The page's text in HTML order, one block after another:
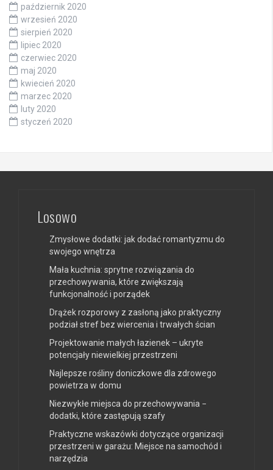
październik 2020
wrzesień 2020
sierpień 2020
lipiec 2020
czerwiec 2020
maj 2020
kwiecień 2020
marzec 2020
luty 2020
styczeń 2020
Losowo
Zmysłowe dodatki: jak dodać romantyzmu do
swojego wnętrza
Mała kuchnia: sprytne rozwiązania do
przechowywania, które zwiększają
funkcjonalność i porządek
Drążek rozporowy z zasłoną jako praktyczny
podział stref bez wiercenia i trwałych ścian
Projektowanie małych łazienek – ukryte
potencjały niewielkiej przestrzeni
Najlepsze rośliny doniczkowe dla zdrowego
powietrza w domu
Niezwykłe miejsca do przechowywania −
dodatki, które zastępują szafy
Praktyczne wskazówki dotyczące organizacji
przestrzeni w garażu: Miejsce na samochód i
narzędzia